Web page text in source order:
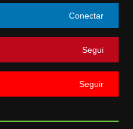
Conectar
Segui
Seguir